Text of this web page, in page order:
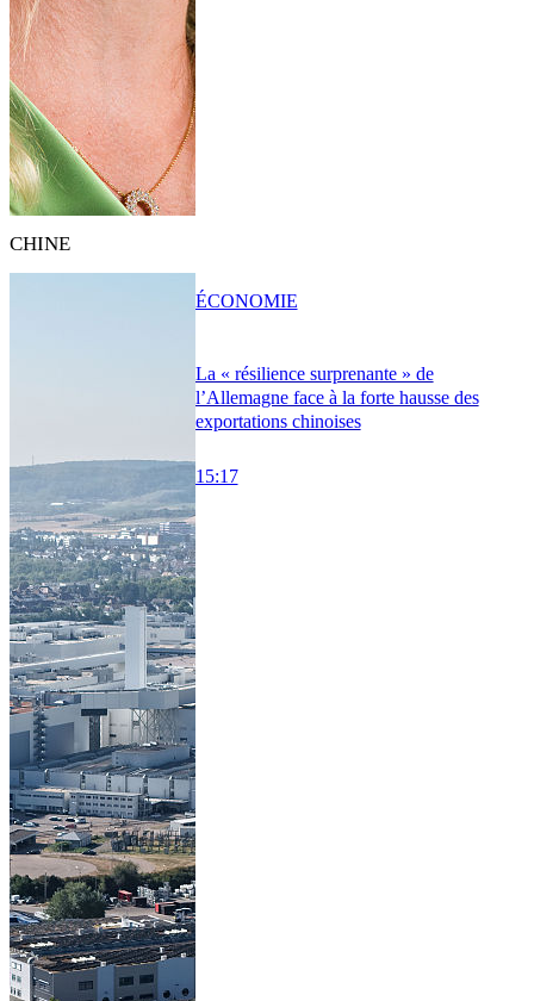
CHINE
La « résilience surprenante » de
l’Allemagne face à la forte hausse des
exportations chinoises
15:17
ÉCONOMIE